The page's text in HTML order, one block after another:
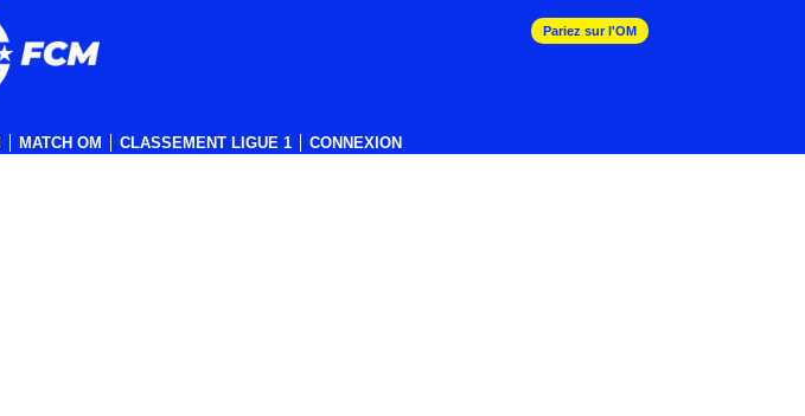
MATCH OM CLASSEMENT LIGUE 1 CONNEXION
Pariez sur l'OM